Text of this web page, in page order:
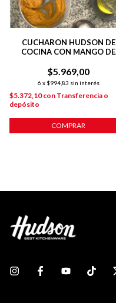
CUCHARON HUDSON DE
COCINA CON MANGO DE
$5.969,00
6 x $994,83 sin interés
$5.372,10con Transferencia o
depósito
COMPRAR